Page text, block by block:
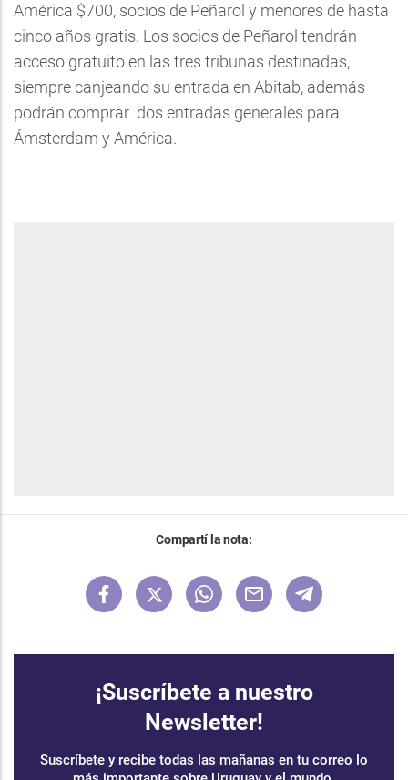
América $700, socios de Peñarol y menores de hasta
cinco años gratis. Los socios de Peñarol tendrán
acceso gratuito en las tres tribunas destinadas,
siempre canjeando su entrada en Abitab, además
podrán comprar dos entradas generales para
Ámsterdam y América.
Compartí la nota:
¡Suscríbete a nuestro
Newsletter!
Suscríbete y recibe todas las mañanas en tu correo lo